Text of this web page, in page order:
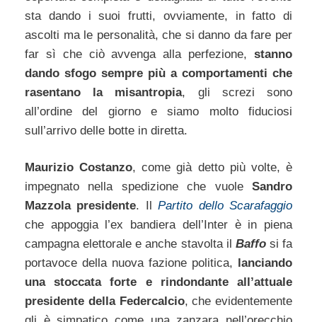
sta dando i suoi frutti, ovviamente, in fatto di
ascolti ma le personalità, che si danno da fare per
far sì che ciò avvenga alla perfezione, stanno
dando sfogo sempre più a comportamenti che
rasentano la misantropia, gli screzi sono
all’ordine del giorno e siamo molto fiduciosi
sull’arrivo delle botte in diretta.
Maurizio Costanzo, come già detto più volte, è
impegnato nella spedizione che vuole Sandro
Mazzola presidente. IlPartito dello Scarafaggio
che appoggia l’ex bandiera dell’Inter è in piena
campagna elettorale e anche stavolta il Baffo si fa
portavoce della nuova fazione politica, lanciando
una stoccata forte e rindondante all’attuale
presidente della Federcalcio, che evidentemente